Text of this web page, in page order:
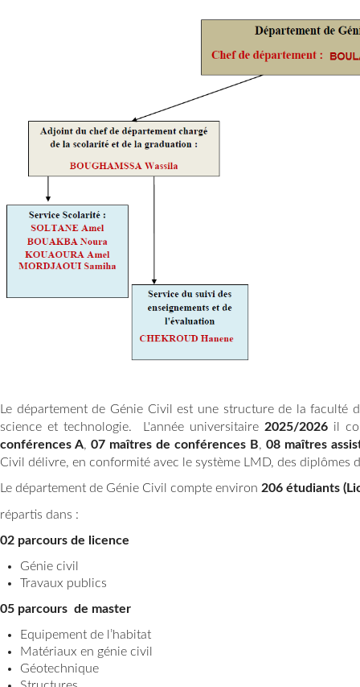
Le département de Génie Civil est une structure de la
science et technologie. L'année universitaire 2025/2026 il
conférences A, 07 maîtres de conférences B, 08 maîtres
Civil délivre, en conformité avec le système LMD, des diplômes
Le département de Génie Civil compte environ 206 étudiants
répartis dans :
02 parcours de licence
Génie civil
Travaux publics
05 parcours de master
Equipement de l’habitat
Matériaux en génie civil
Géotechnique